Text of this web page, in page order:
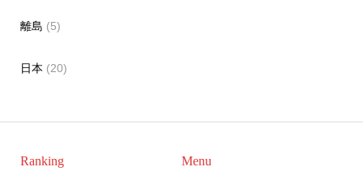
離島 (5)
日本 (20)
Ranking Menu